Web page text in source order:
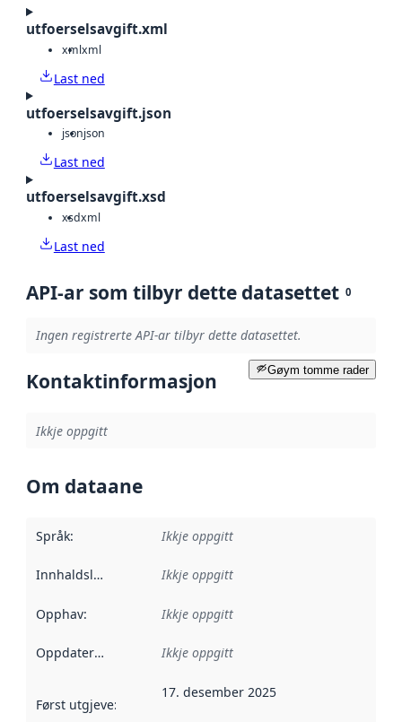
utfoerselsavgift.xml
xmlxml
Last ned
utfoerselsavgift.json
jsonjson
Last ned
utfoerselsavgift.xsd
xsdxml
Last ned
API-ar som tilbyr dette datasettet 0
Ingen registrerte API-ar tilbyr dette datasettet.
Gøym tomme rader
Kontaktinformasjon
Ikkje oppgitt
Om dataane
Språk: Ikkje oppgitt
Innhaldsleverandørar :
Ikkje oppgitt
Opphav: Ikkje oppgitt
Oppdateringsfrekvens :
Ikkje oppgitt
Først utgjeve:
17. desember 2025